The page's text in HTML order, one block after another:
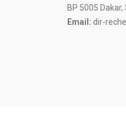
BP 5005 Dakar,
Email: dir-